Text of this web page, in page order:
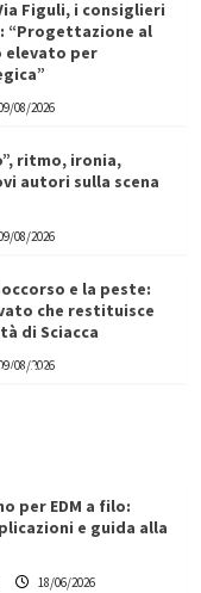
Figuli, i consiglieri
“Progettazione al
elevato per
08/2026
ritmo, ironia,
autori sulla scena
08/2026
e la peste:
che restituisce
di Sciacca
08/2026
partner chiave
la transizione
per EDM a filo:
e guida alla
18/06/2026